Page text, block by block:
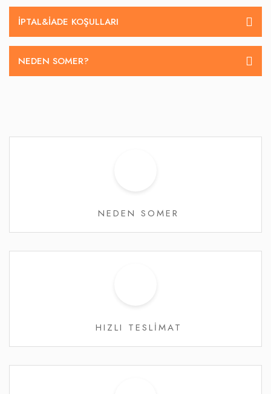
İPTAL&IADE KOŞULLARI
NEDEN SOMER?
NEDEN SOMER
HIZLI TESLİMAT